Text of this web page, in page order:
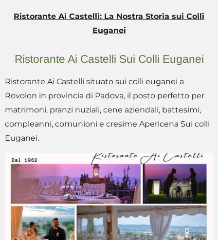
Ristorante Ai Castelli: La Nostra Storia sui Colli
Euganei
Ristorante Ai Castelli Sui Colli Euganei
Ristorante Ai Castelli situato sui colli euganei a
Rovolon in provincia di Padova, il posto perfetto per
matrimoni, pranzi nuziali, cene aziendali, battesimi,
compleanni, comunioni e cresime Apericena Sui colli
Euganei.